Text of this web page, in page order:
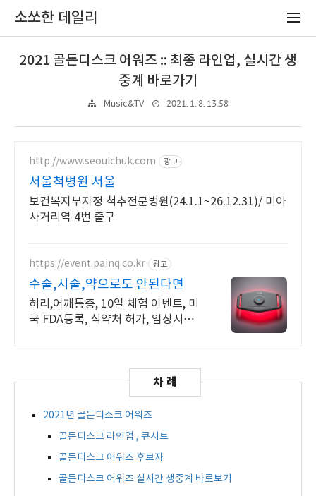
소쏘한 데일리
2021 골든디스크 어워즈 :: 최종 라인업, 실시간 생
중계 바로가기
Music&TV 2021. 1. 8. 13:58
http://www.seoulchuk.com 광고
서울척병원 서울
보건복지부지정 척추전문병원(24.1.1~26.12.31)/ 미아
사거리역 4번 출구
https://event.painq.co.kr 광고
수술,시술,약으로도 안된다면
허리,어깨통증, 10일 체험 이벤트, 미
국 FDA등록, 식약처 허가, 임상시험
2021년 골든디스크 어워즈
골든디스크 라인업 , 큐시트
골든디스크 어워즈 후보자
골든디스크 어워즈 실시간 생중계 바로보기